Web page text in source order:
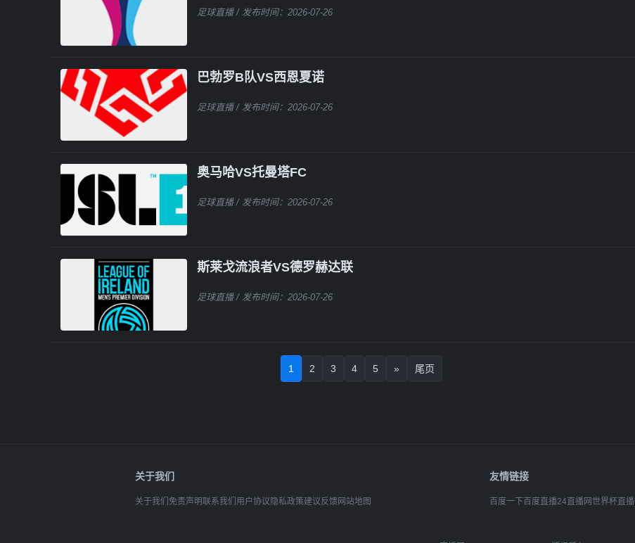
足球直播/ 发布时间：2026-07-26
巴勃罗B队VS西恩夏诺
足球直播/ 发布时间：2026-07-26
奥马哈VS托曼塔FC
足球直播/ 发布时间：2026-07-26
斯莱戈流浪者VS德罗赫达联
足球直播/ 发布时间：2026-07-26
1 2 3 4 5 » 尾页
关于我们
关于我们 免责声明联系我们 用户协议 隐私政策建议反馈网站地图
友情链接
百度一下 百度直播24直播网世界杯直播